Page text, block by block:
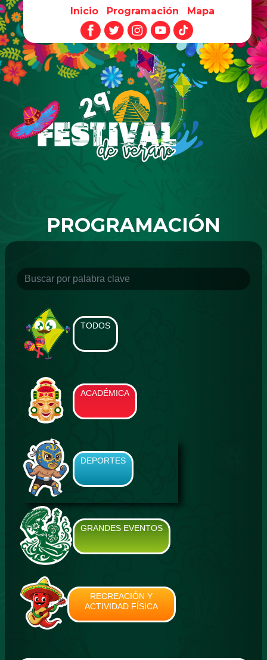
Pasar al contenido principal
Inicio Programación Mapa
PROGRAMACIÓN
TODOS
ACADÉMICA
DEPORTES
GRANDES EVENTOS
RECREACIÓN Y
ACTIVIDAD FÍSICA